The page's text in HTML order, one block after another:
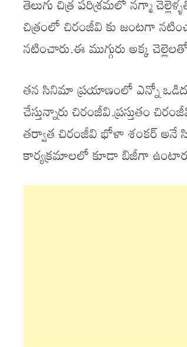
చిత్రంలో చిరంజీవి కు జంటగా
నటించారు.ఈ ముగ్గురు అక్క
తన సినిమా ప్రయాణంలో ఎన్నో
చేస్తున్నారు చిరంజీవి.ప్రస్తుతం
తర్వాత చిరంజీవి భోళా శంకర్
కార్యక్రమాలలో కూడా బిజీగా